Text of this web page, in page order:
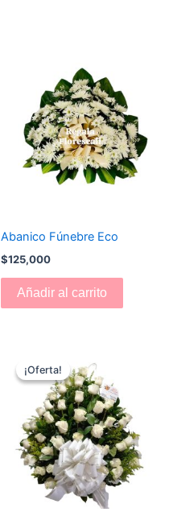
Abanico Fúnebre Eco
$125,000
Añadir al carrito
¡Oferta!
¡Oferta!precio
original
era:
$180,000.
es:
$170,000.